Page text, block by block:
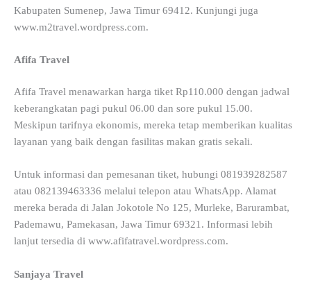
Kabupaten Sumenep, Jawa Timur 69412. Kunjungi juga
www.m2travel.wordpress.com.
Afifa Travel
Afifa Travel menawarkan harga tiket Rp110.000 dengan jadwal
keberangkatan pagi pukul 06.00 dan sore pukul 15.00.
Meskipun tarifnya ekonomis, mereka tetap memberikan kualitas
layanan yang baik dengan fasilitas makan gratis sekali.
Untuk informasi dan pemesanan tiket, hubungi 081939282587
atau 082139463336 melalui telepon atau WhatsApp. Alamat
mereka berada di Jalan Jokotole No 125, Murleke, Barurambat,
Pademawu, Pamekasan, Jawa Timur 69321. Informasi lebih
lanjut tersedia di www.afifatravel.wordpress.com.
Sanjaya Travel